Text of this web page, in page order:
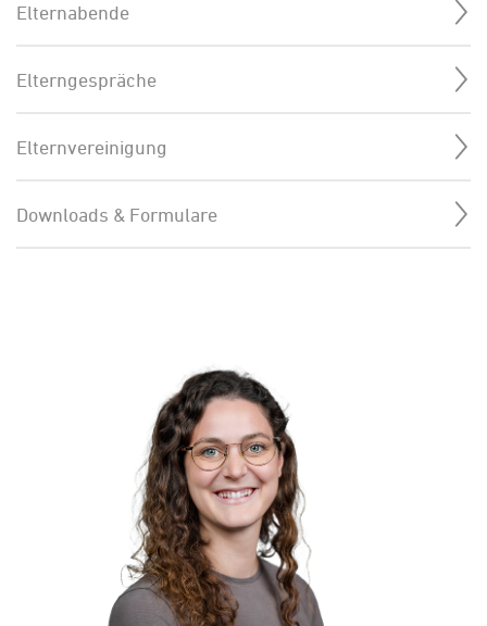
Elternabende
Elterngespräche
Elternvereinigung
Downloads & Formulare